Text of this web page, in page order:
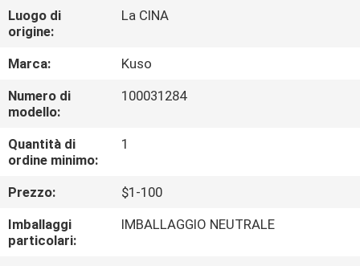
CIRCA
NOI
GIRO
DELLA
FABBRICA
CONTROLLO
DI
QUALITÀ
Luogo di
origine:
La CINA
Marca:
Kuso
Numero di
modello:
100031284
Quantità di
ordine minimo:
1
Prezzo:
$1-100
Imballaggi
particolari:
IMBALLAGGIO NEUTRALE